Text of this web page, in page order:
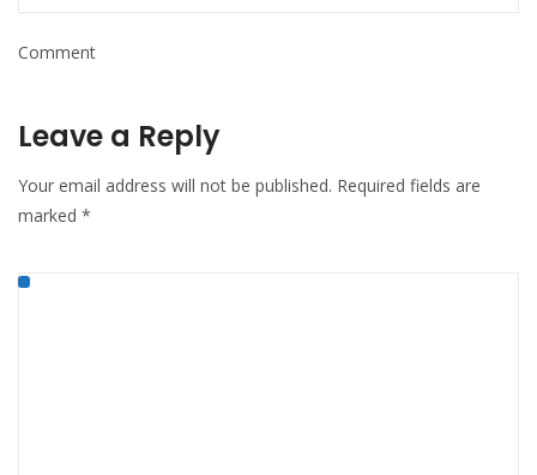
Comment
Leave a Reply
Your email address will not be published. Required fields are
marked *